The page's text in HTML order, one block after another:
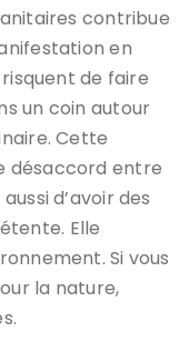
contribue
en
de faire
un coin autour
Cette
désaccord entre
d’avoir des
Elle
Si vous
la nature,